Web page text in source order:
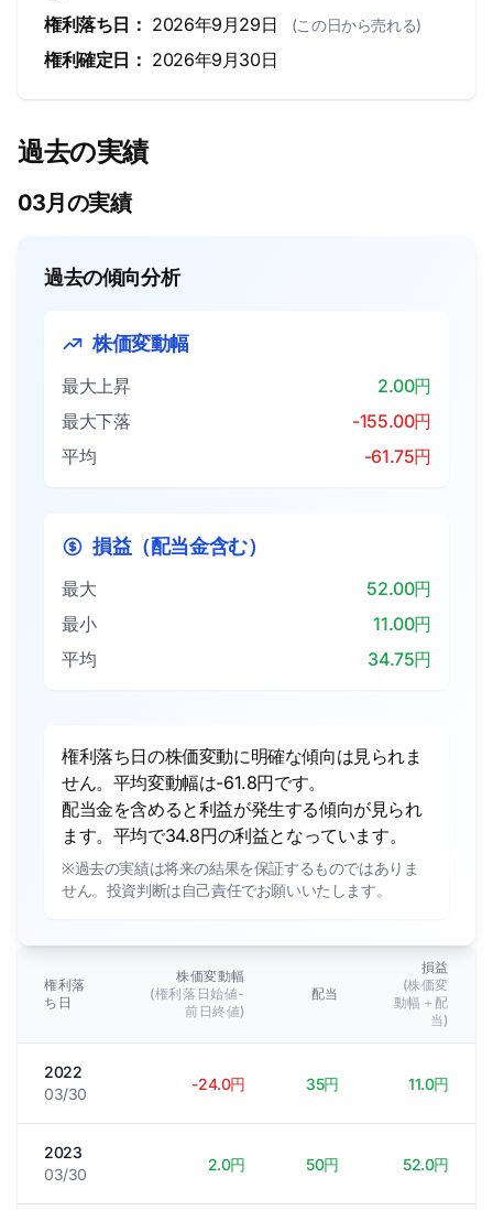
権利落ち日： 2026年9月29日 (この日から売れる)
権利確定日： 2026年9月30日
過去の実績
03月の実績
過去の傾向分析
株価変動幅
最大上昇
2.00円
最大下落
-155.00円
平均
-61.75円
損益（配当金含む）
最大
52.00円
最小
11.00円
平均
34.75円
権利落ち日の株価変動に明確な傾向は見られま
せん。平均変動幅は-61.8円です。
配当金を含めると利益が発生する傾向が見られ
ます。平均で34.8円の利益となっています。
※過去の実績は将来の結果を保証するものではありま
せん。投資判断は自己責任でお願いいたします。
権利落
ち日
株価変動幅
(権利落日始値-
前日終値)
配当
損益
(株価変
動幅＋配
当)
2022
03/30
-24.0円 35円 11.0円
2023
03/30
2.0円 50円 52.0円